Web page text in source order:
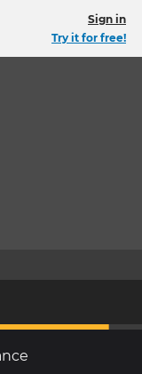
Sign in
Try it for free!